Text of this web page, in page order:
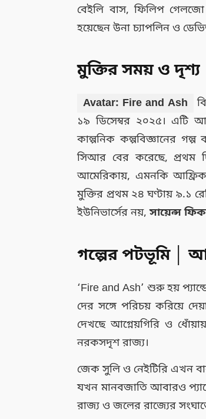
বেইলি বাস, ফিলিপ গেলজো
হয়েছেন উনা চ্যাপলিন ও
মুক্তির সময় ও দৃশ্য
Avatar: Fire and Ash
১৯ ডিসেম্বর ২০২৫। এটি
কাল্পনিক কল্পবিজ্ঞানের
সিআর বের করেছে, প্রথম
আমেরিকায়, এমনকি
মুক্তির প্রথম ২৪ ঘণ্টায় ৯.১
ইউনিভার্সের নয়,সায়েন্স
গল্পের পটভূমি │
‘Fire and Ash’ শুরু হয়
দের সঙ্গে পরিচয় করিয়ে
দেখছে আগ্নেয়গিরি ও
নরকসদৃশ রাজ্য।
জেক সুলি ও নেইটিরি এখন
যখন মানবজাতি আবারও
রাজ্য ও জলের রাজ্যের